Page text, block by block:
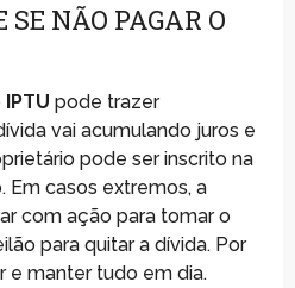
SE NÃO PAGAR O
IPTU pode trazer
vai acumulando juros e
pode ser inscrito na
Em casos extremos, a
com ação para tomar o
para quitar a dívida. Por
e manter tudo em dia.